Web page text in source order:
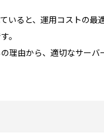
いると、運用コストの最
。
理由から、適切なサー